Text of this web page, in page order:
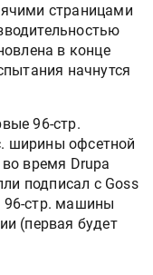
страницами
в конце
начнутся
96-стр.
ширины офсетной
время Drupa
подписал с Goss
96-стр. машины
(первая будет